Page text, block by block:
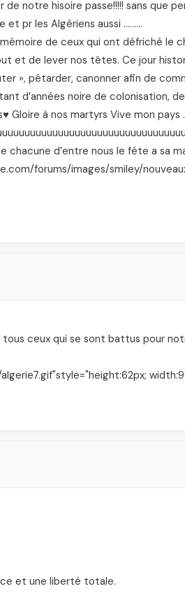
notre hisoire passe!!!!! sans que
et pr les Algériens aussi ………
de ceux qui ont défriché le
et de lever nos têtes. Ce jour
», pétarder, canonner afin de
d’années noire de colonisation,
Gloire à nos martyrs Vive mon
chacune d’entre nous le féte a sa
forums/images/smiley/
ceux qui se sont battus pour
et une liberté totale.